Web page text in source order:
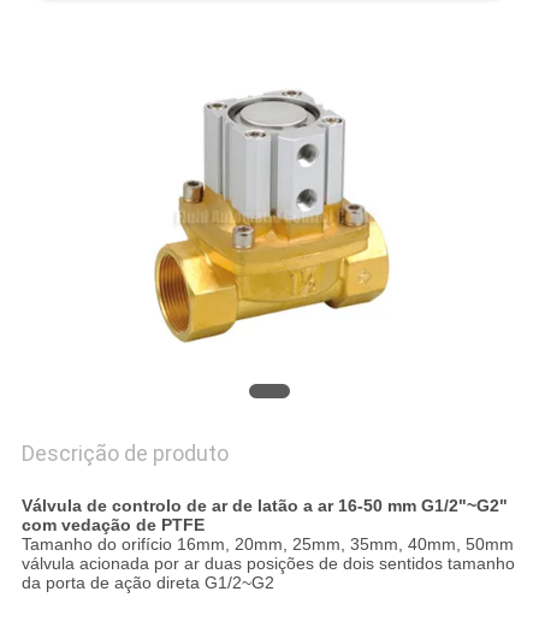
Descrição de produto
Válvula de controlo de ar de latão a ar 16-50 mm G1/2"~G2"
com vedação de PTFE
Tamanho do orifício 16mm, 20mm, 25mm, 35mm, 40mm, 50mm
válvula acionada por ar duas posições de dois sentidos tamanho
da porta de ação direta G1/2~G2